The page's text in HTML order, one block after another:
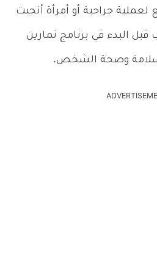
جراحية أو أمرأة أنجبت
قبل البدء في برنامج تمارين
وصحة الشخص.